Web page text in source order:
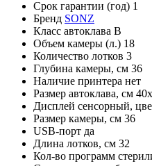
Срок гарантии (год) 1
Бренд SONZ
Класс автоклава B
Объем камеры (л.) 18
Количество лотков 3
Глубина камеры, см 36
Наличие принтера нет
Размер автоклава, см
Дисплей сенсорный,
Размер камеры, см 36
USB-порт да
Длина лотков, см 32
Кол-во программ